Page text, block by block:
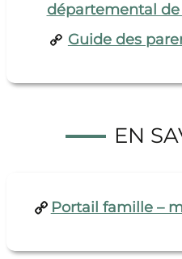
départemental
Guide des
EN
Portail famille –